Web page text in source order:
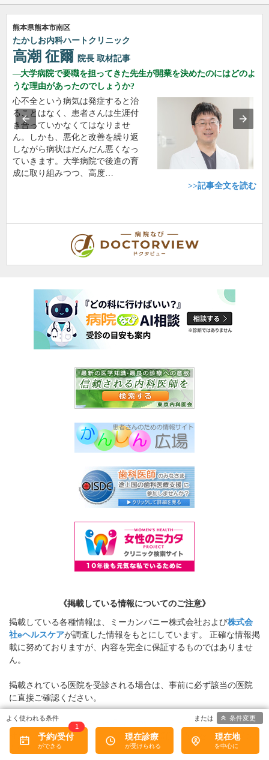
熊本県熊本市南区
たかしお内科ハートクリニック
高潮 征爾 院長 取材記事
大学病院で要職を担ってきた先生が開業を決めたのにはどのよ
うな理由があったのでしょうか?
心不全という病気は発症すると治
ることはなく、患者さんは生涯付
き合っていかなくてはなりませ
ん。しかも、悪化と改善を繰り返
しながら病状はだんだん悪くなっ
ていきます。大学病院で後進の育
成に取り組みつつ、高度…
>>記事全文を読む
《掲載している情報についてのご注意》
掲載している各種情報は、ミーカンパニー株式会社および株式会
社eヘルスケアが調査した情報をもとにしています。 正確な情報掲
載に努めておりますが、内容を完全に保証するものではありませ
ん。
掲載されている医院を受診される場合は、事前に必ず該当の医院
に直接ご確認ください。
当サービスによって生じた損害について、ミーカンパニー株式会
社および株式会社eヘルスケア
ではその賠償の責任を一切負わない
ものとします。
予約/受付
1
現在診療 現在地
条件変更